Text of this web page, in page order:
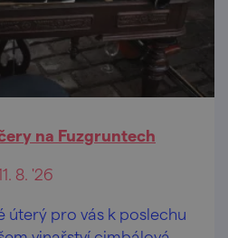
na Fuzgruntech
8. '26
úterý pro vás k poslechu